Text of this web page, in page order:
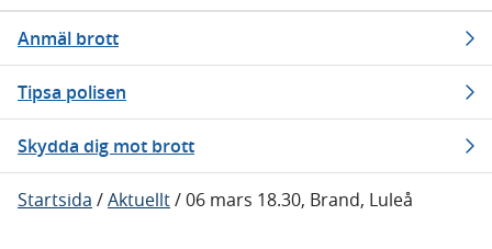
Anmäl brott
Tipsa polisen
Skydda dig mot brott
Startsida /Aktuellt/06 mars 18.30, Brand, Luleå